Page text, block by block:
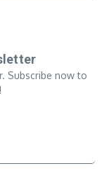
Subscribe now to